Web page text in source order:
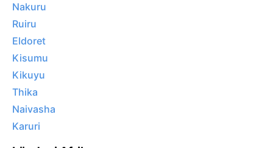
Nakuru
Ruiru
Eldoret
Kisumu
Kikuyu
Thika
Naivasha
Karuri